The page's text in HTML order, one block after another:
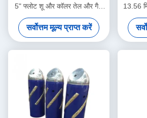
5" फ्लोट शू और कॉलर तेल और गैस
कुएं सीमेंटिंग के लिए डबल-वाल्व
सर्वोत्तम मूल्य प्राप्त करें
13.56
वाल्व
धातु